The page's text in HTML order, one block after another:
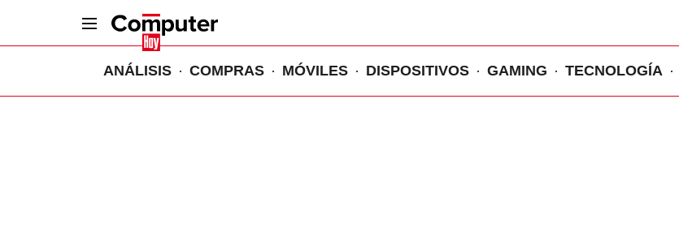
ANÁLISIS COMPRAS MÓVILES DISPOSITIVOS GAMING TECNOLOGÍA